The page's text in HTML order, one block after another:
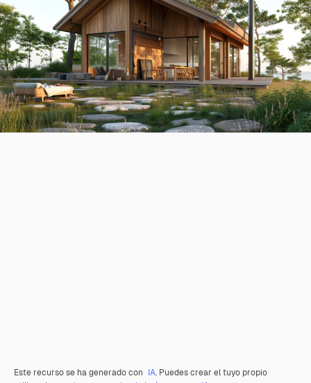
Este recurso se ha generado con IA. Puedes crear el tuyo propio